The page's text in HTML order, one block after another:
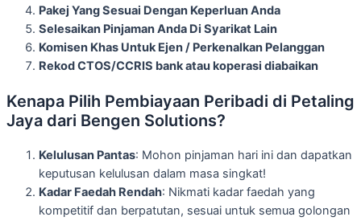
Pakej Yang Sesuai Dengan Keperluan Anda
Selesaikan Pinjaman Anda Di Syarikat Lain
Komisen Khas Untuk Ejen / Perkenalkan Pelanggan
Rekod CTOS/CCRIS bank atau koperasi diabaikan
Kenapa Pilih Pembiayaan Peribadi di Petaling
Jaya dari Bengen Solutions?
Kelulusan Pantas: Mohon pinjaman hari ini dan dapatkan
keputusan kelulusan dalam masa singkat!
Kadar Faedah Rendah: Nikmati kadar faedah yang
kompetitif dan berpatutan, sesuai untuk semua golongan